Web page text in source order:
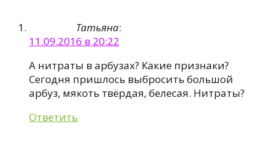
Татьяна:
11.09.2016 в 20:22
А нитраты в арбузах? Какие признаки?
Сегодня пришлось выбросить большой
арбуз, мякоть твёрдая, белесая. Нитраты?
Ответить